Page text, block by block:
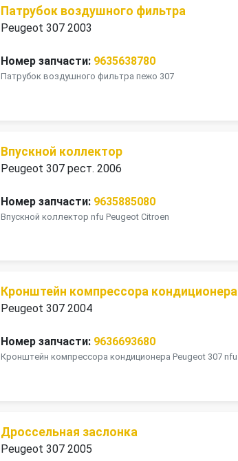
Патрубок воздушного фильтра
Peugeot 307 2003
Номер запчасти: 9635638780
Патрубок воздушного фильтра пежо 307
Впускной коллектор
Peugeot 307 рест. 2006
Номер запчасти: 9635885080
Впускной коллектор nfu Peugeot Citroen
Кронштейн компрессора кондиционера
Peugeot 307 2004
Номер запчасти: 9636693680
Кронштейн компрессора кондиционера Peugeot 307 nfu
Дроссельная заслонка
Peugeot 307 2005